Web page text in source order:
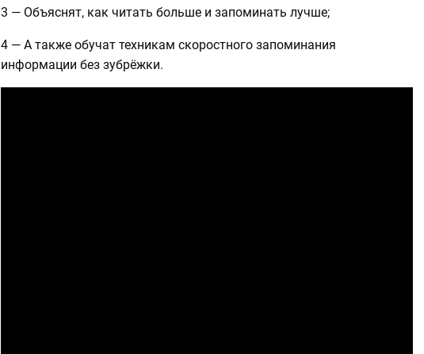
3 — Объяснят, как читать больше и запоминать лучше;
4 — А также обучат техникам скоростного запоминания
информации без зубрёжки.